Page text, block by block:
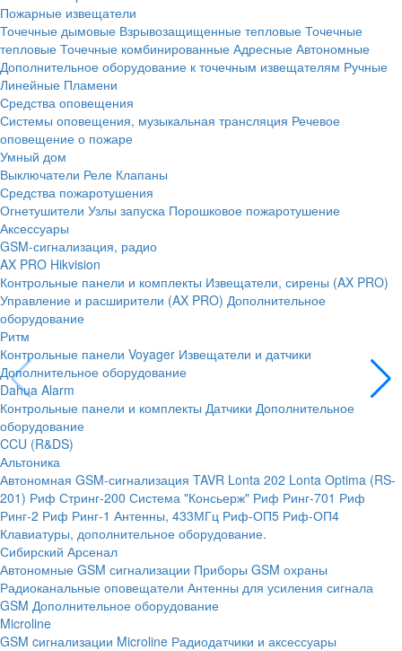
Пожарные извещатели
Точечные дымовые Взрывозащищенные тепловые Точечные
тепловые Точечные комбинированные Адресные Автономные
Дополнительное оборудование к точечным извещателям Ручные
Линейные Пламени
Средства оповещения
Системы оповещения, музыкальная трансляция Речевое
оповещение о пожаре
Умный дом
Выключатели Реле Клапаны
Средства пожаротушения
Огнетушители Узлы запуска Порошковое пожаротушение
Аксессуары
GSM-сигнализация, радио
AX PRO Hikvision
Контрольные панели и комплекты Извещатели, сирены (AX PRO)
Управление и расширители (AX PRO) Дополнительное
оборудование
Ритм
Контрольные панели Voyager Извещатели и датчики
Дополнительное оборудование
Dahua Alarm
Контрольные панели и комплекты Датчики Дополнительное
оборудование
CCU (R&DS)
Альтоника
Автономная GSM-сигнализация TAVR Lonta 202 Lonta Optima (RS-
201) Риф Стринг-200 Система "Консьерж" Риф Ринг-701 Риф
Ринг-2 Риф Ринг-1 Антенны, 433МГц Риф-ОП5 Риф-ОП4
Клавиатуры, дополнительное оборудование.
Сибирский Арсенал
Автономные GSM сигнализации Приборы GSM охраны
Радиоканальные оповещатели Антенны для усиления сигнала
GSM Дополнительное оборудование
Microline
GSM cигнализации Microline Радиодатчики и аксессуары